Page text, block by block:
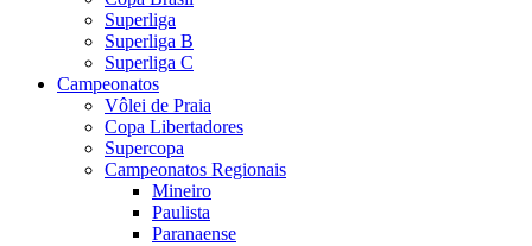
Superliga
Superliga B
Superliga C
Campeonatos
Vôlei de Praia
Copa Libertadores
Supercopa
Campeonatos Regionais
Mineiro
Paulista
Paranaense